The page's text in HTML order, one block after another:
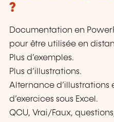
?
Documentation en
pour être utilisée en
Plus d’exemples.
Plus d’illustrations.
Alternance d’illustrations
d’exercices sous Excel.
QCU, Vrai/Faux,